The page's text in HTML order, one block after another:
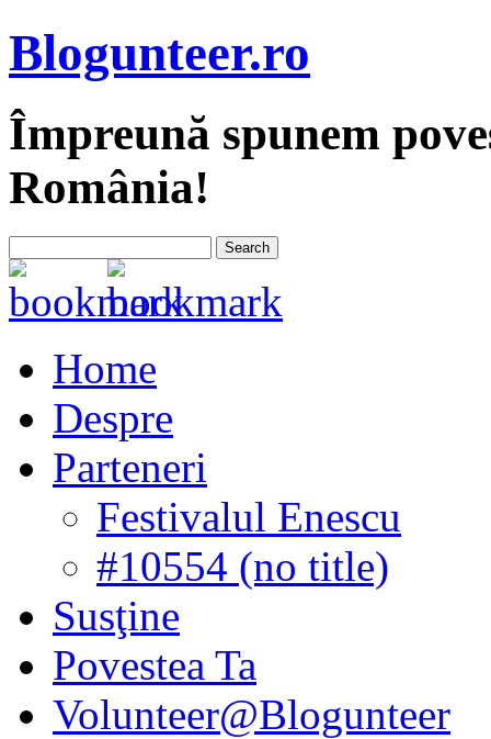
Blogunteer.ro
Împreună spunem
România!
Home
Despre
Parteneri
Festivalul Enescu
#10554 (no title)
Susţine
Povestea Ta
Volunteer@Blogunteer